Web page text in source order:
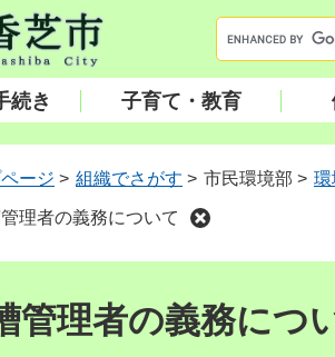
ー
ワ
ー
索
続き 子育て・教育
ージ > 組織でさがす > 市民環境部 > 環
理者の義務について
管理者の義務につ